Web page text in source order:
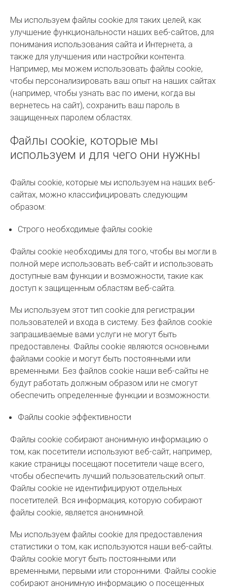
Мы используем файлы cookie для таких целей, как
улучшение функциональности наших веб-сайтов, для
понимания использования сайта и Интернета, а
также для улучшения или настройки контента.
Например, мы можем использовать файлы cookie,
чтобы персонализировать ваш опыт на наших сайтах
(например, чтобы узнать вас по имени, когда вы
вернетесь на сайт), сохранить ваш пароль в
защищенных паролем областях.
Файлы cookie, которые мы
используем и для чего они нужны
Файлы cookie, которые мы используем на наших веб-
сайтах, можно классифицировать следующим
образом:
Строго необходимые файлы cookie
Файлы cookie необходимы для того, чтобы вы могли в
полной мере использовать веб-сайт и использовать
доступные вам функции и возможности, такие как
доступ к защищенным областям веб-сайта.
Мы используем этот тип cookie для регистрации
пользователей и входа в систему. Без файлов cookie
запрашиваемые вами услуги не могут быть
предоставлены. Файлы cookie являются основными
файлами cookie и могут быть постоянными или
временными. Без файлов cookie наши веб-сайты не
будут работать должным образом или не смогут
обеспечить определенные функции и возможности.
Файлы cookie эффективности
Файлы cookie собирают анонимную информацию о
том, как посетители используют веб-сайт, например,
какие страницы посещают посетители чаще всего,
чтобы обеспечить лучший пользовательский опыт.
Файлы cookie не идентифицируют отдельных
посетителей. Вся информация, которую собирают
файлы cookie, является анонимной.
Мы используем файлы cookie для предоставления
статистики о том, как используются наши веб-сайты.
Файлы cookie могут быть постоянными или
временными, первыми или сторонними. Файлы cookie
собирают анонимную информацию о посещенных